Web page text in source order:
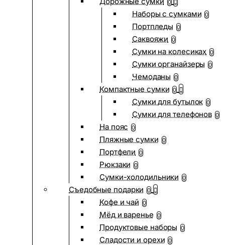
0
Наборы с сумками 0
Портпледы 0
Саквояжи 0
Сумки на колесиках 0
Сумки органайзеры 0
Чемоданы 0
Компактные сумки 0
Сумки для бутылок 0
Сумки для телефонов 0
На пояс 0
Пляжные сумки 0
Портфели 0
Рюкзаки 0
Сумки-холодильники 0
Съедобные подарки 0
Кофе и чай 0
Мёд и варенье 0
Продуктовые наборы 0
Сладости и орехи 0